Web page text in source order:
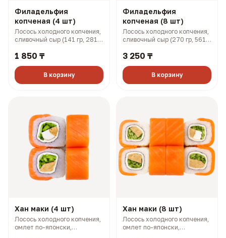
Филадельфия
копченая (4 шт)
Лосось холодного копчения,
сливочный сыр (141 гр, 281
1 850 ₸
В корзину
Филадельфия
копченая (8 шт)
Лосось холодного копчения,
сливочный сыр (270 гр, 561
3 250 ₸
В корзину
Хан маки (4 шт)
Лосось холодного копчения,
омлет по-японски,
Хан маки (8 шт)
Лосось холодного копчения,
омлет по-японски,